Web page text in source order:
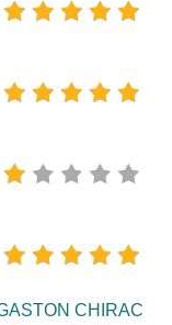
CHIRAC